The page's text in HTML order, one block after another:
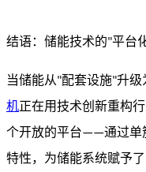
结语：储能技术的"平台
当储能从"配套设施"升级
机正在用技术创新重构
个开放的平台——通过单
特性，为储能系统赋予了